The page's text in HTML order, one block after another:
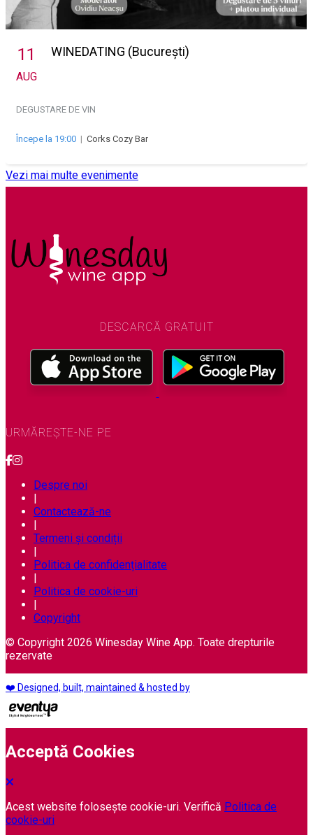
11
AUG
WINEDATING (București)
DEGUSTARE DE VIN
Începe la 19:00 | Corks Cozy Bar
Vezi mai multe evenimente
DESCARCĂ GRATUIT
URMĂREȘTE-NE PE
Despre noi
|
Contactează-ne
|
Termeni și condiții
|
Politica de confidențialitate
|
Politica de cookie-uri
|
Copyright
© Copyright 2026 Winesday Wine App. Toate drepturile
rezervate
❤️ Designed, built, maintained & hosted by
Acceptă Cookies
Acest website folosește cookie-uri. Verifică Politica de
cookie-uri